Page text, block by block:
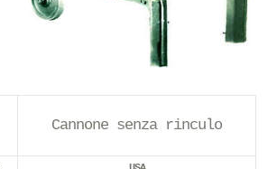
Cannone senza rinculo